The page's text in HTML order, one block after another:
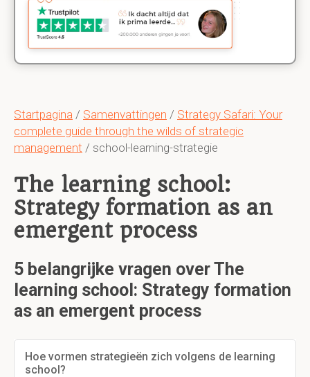
Startpagina / Samenvattingen / Strategy Safari: Your
complete guide through the wilds of strategic
management / school-learning-strategie
The learning school:
Strategy formation as an
emergent process
5 belangrijke vragen over The
learning school: Strategy formation
as an emergent process
Hoe vormen strategieën zich volgens de learning
school?